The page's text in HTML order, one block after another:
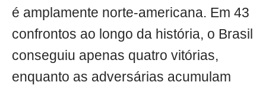
é amplamente norte-americana. Em 43
confrontos ao longo da história, o Brasil
conseguiu apenas quatro vitórias,
enquanto as adversárias acumulam